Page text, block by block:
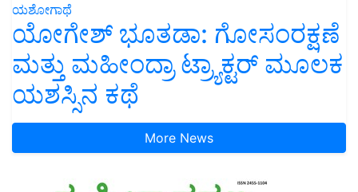
ಯಶೋಗಾಥೆ
ಯೋಗೇಶ್ ಭೂತಡಾ: ಗೋಸಂರಕ್ಷಣೆ
ಮತ್ತು ಮಹೀಂದ್ರಾ ಟ್ರ್ಯಾಕ್ಟರ್ ಮೂಲಕ
ಯಶಸ್ಸಿನ ಕಥೆ
More News